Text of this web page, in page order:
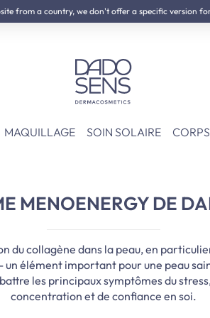
from a country, we don't offer a specific version
NOVEAU :Kit de Neurodermite
MAQUILLAGE SOIN SOLAIRE CORPS
MENOENERGY DE
du collagène dans la peau, en
élément important pour une peau
les principaux symptômes du
concentration et de confiance en soi.